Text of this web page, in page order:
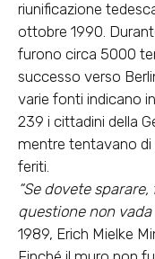
riunificazione
ottobre 1990.
furono circa 5000
successo verso
varie fonti indicano
239 i cittadini della
mentre tentavano di
feriti.
“Se dovete
questione non
1989, Erich Mielke